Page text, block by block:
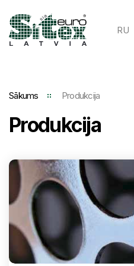
RU
Sākums Produkcija
Produkcija